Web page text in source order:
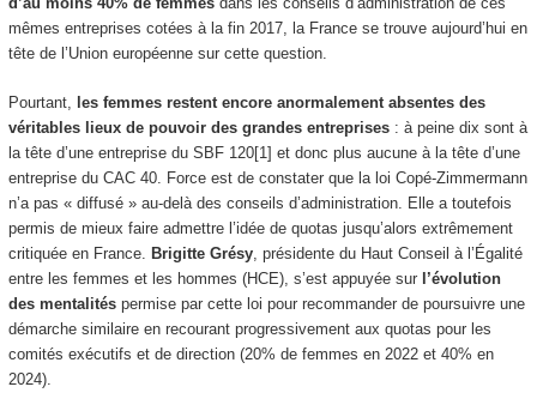
mêmes entreprises cotées à la fin 2017, la France se trouve aujourd’hui en
tête de l’Union européenne sur cette question.
Pourtant,
les femmes restent encore anormalement absentes des
véritables lieux de pouvoir des grandes entreprises : à peine dix sont à
la tête d’une entreprise du SBF 120[1] et donc plus aucune à la tête d’une
entreprise du CAC 40. Force est de constater que la loi Copé-Zimmermann
n’a pas « diffusé » au-delà des conseils d’administration. Elle a toutefois
permis de mieux faire admettre l’idée de quotas jusqu’alors extrêmement
critiquée en France.
Brigitte Grésy, présidente du Haut Conseil à l’Égalité
entre les femmes et les hommes (HCE), s’est appuyée sur l’évolution
des mentalités permise par cette loi pour recommander de poursuivre une
démarche similaire en recourant progressivement aux quotas pour les
comités exécutifs et de direction (20% de femmes en 2022 et 40% en
2024).